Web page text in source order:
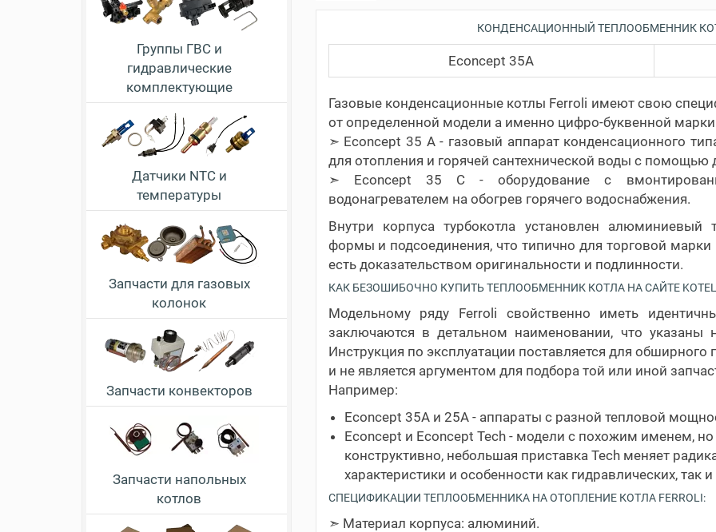
Группы ГВС и
гидравлические
комплектующие
Датчики NTC и
температуры
Запчасти для газовых
колонок
Запчасти конвекторов
Запчасти напольных
котлов
КОНДЕНСАЦИОННЫЙ ТЕПЛООБМЕННИК
Econcept 35A
Газовые конденсационные котлы Ferroli имеют свою
от определенной модели а именно цифро-буквенной
➣ Econcept 35 A - газовый аппарат конденсационного
для отопления и горячей сантехнической воды с помощью
➣ Econcept 35 С - оборудование с
водонагревателем на обогрев горячего водоснабжения.
Внутри корпуса турбокотла установлен алюминиевый
формы и подсоединения, что типично для торговой марки
есть доказательством оригинальности и подлинности.
КАК БЕЗОШИБОЧНО КУПИТЬ ТЕПЛООБМЕННИК КОТЛА НА САЙТЕ
Модельному ряду Ferroli свойственно иметь
заключаются в детальном наименовании, что указаны
Инструкция по эксплуатации поставляется для обширного
и не является аргументом для подбора той или иной
Например:
Econcept 35A и 25A - аппараты с разной тепловой
Econcept и Econcept Tech - модели с похожим именем,
конструктивно, небольшая приставка Tech меняет
характеристики и особенности как гидравлических, так
СПЕЦИФИКАЦИИ ТЕПЛООБМЕННИКА НА ОТОПЛЕНИЕ КОТЛА FERROLI:
➣ Материал корпуса: алюминий.